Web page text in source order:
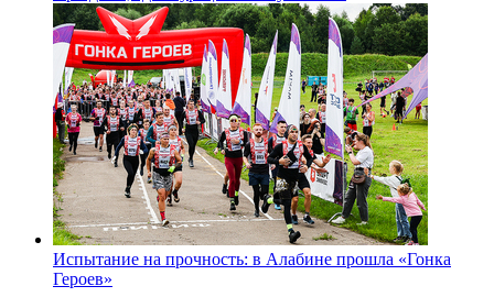
Испытание на прочность: в Алабине прошла «Гонка
Героев»